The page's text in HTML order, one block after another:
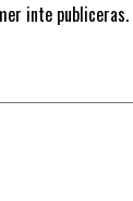
inte publiceras.